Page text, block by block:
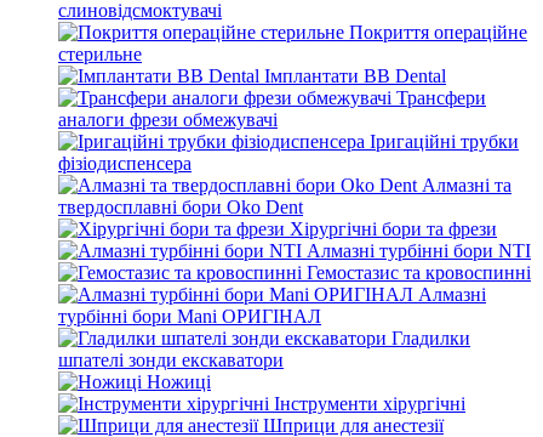
слиновідсмоктувачі
Покриття операційне
стерильне
Імплантати BB Dental
Трансфери
аналоги фрези обмежувачі
Іригаційні трубки
фізіодиспенсера
Алмазні та
твердосплавні бори Oko Dent
Хірургічні бори та фрези
Алмазні турбінні бори NTI
Гемостазис та кровоспинні
Алмазні
турбінні бори Mani ОРИГІНАЛ
Гладилки
шпателі зонди екскаватори
Ножиці
Інструменти хірургічні
Шприци для анестезії